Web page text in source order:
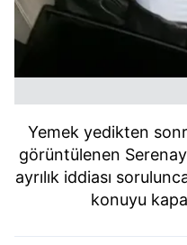
Yemek yedikten
görüntülenen
ayrılık iddiası
konuyu